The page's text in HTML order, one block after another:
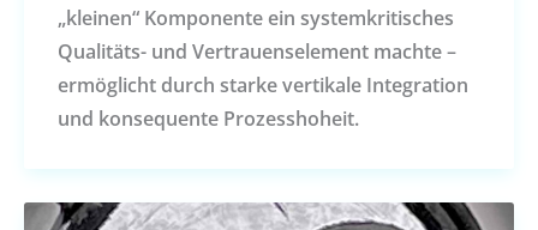
„kleinen“ Komponente ein systemkritisches
Qualitäts- und Vertrauenselement machte –
ermöglicht durch starke vertikale Integration
und konsequente Prozesshoheit.